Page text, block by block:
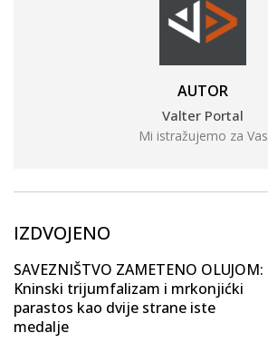
AUTOR
Valter Portal
Mi istražujemo za Vas
IZDVOJENO
SAVEZNIŠTVO ZAMETENO OLUJOM:
Kninski trijumfalizam i mrkonjićki
parastos kao dvije strane iste
medalje